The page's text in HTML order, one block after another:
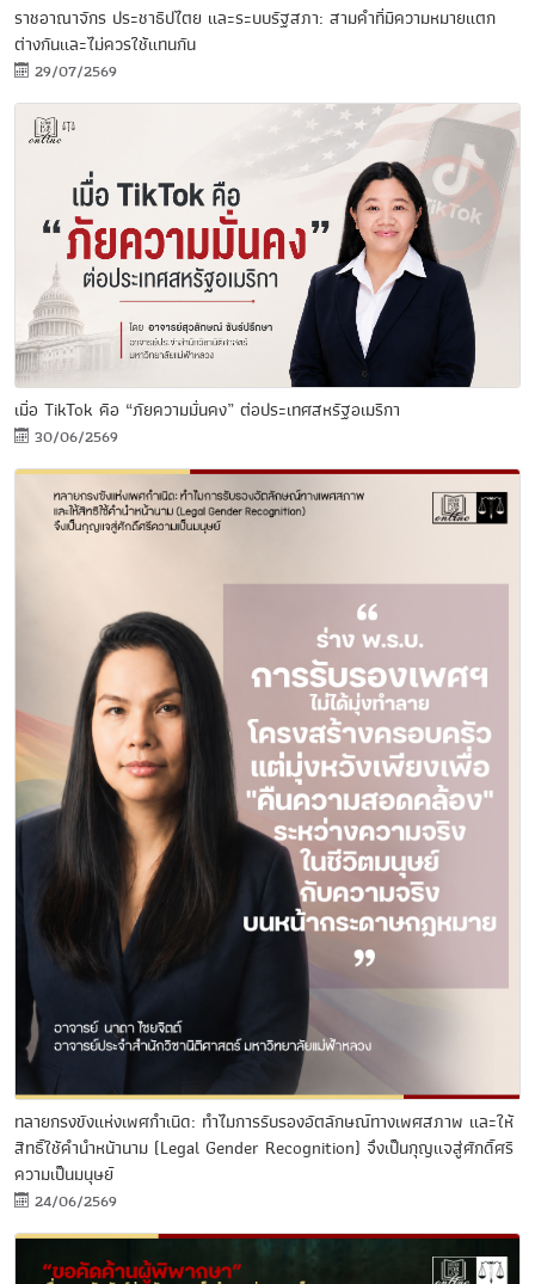
ราชอาณาจักร ประชาธิปไตย และระบบรัฐสภา: สามคำที่มีความหมายแตก
ต่างกันและไม่ควรใช้แทนกัน
29/07/2569
เมื่อ TikTok คือ “ภัยความมั่นคง” ต่อประเทศสหรัฐอเมริกา
30/06/2569
ทลายกรงขังแห่งเพศกำเนิด: ทำไมการรับรองอัตลักษณ์ทางเพศสภาพ และให้
สิทธิ์ใช้คำนำหน้านาม (Legal Gender Recognition) จึงเป็นกุญแจสู่ศักดิ์ศรี
ความเป็นมนุษย์
24/06/2569